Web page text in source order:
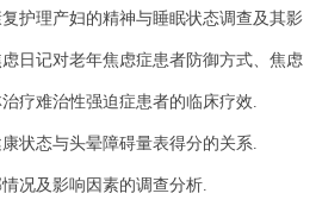
护理产妇的精神与睡眠状态调查及其影
日记对老年焦虑症患者防御方式、焦虑
.
疗难治性强迫症患者的临床疗效.
状态与头晕障碍量表得分的关系.
况及影响因素的调查分析.